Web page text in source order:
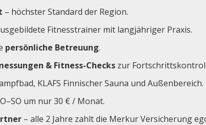
– höchster Standard der Region.
Fitnesstrainer mit langjähriger Praxis.
persönliche Betreuung.
& Fitness-Checks zur
KLAFS Finnischer Sauna und Außenbereich.
um nur 30 € / Monat.
– alle 2 Jahre zahlt die Merkur Versicherung